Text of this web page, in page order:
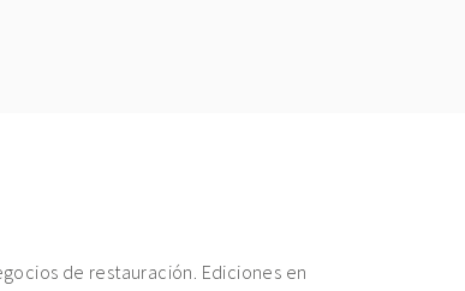
de restauración. Ediciones en